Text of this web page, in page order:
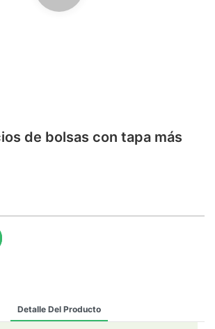
de bolsas con tapa más
Detalle Del Producto